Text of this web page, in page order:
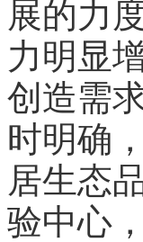
展的力
力明显
创造需
时明确
居生态
验中心